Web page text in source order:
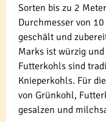
Sorten bis zu 2
Durchmesser von
geschält und
Marks ist würzig
Futterkohls sind
Knieperkohls. Für
von Grünkohl,
gesalzen und